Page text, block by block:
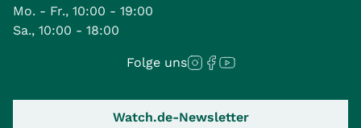
Mo. - Fr., 10:00 - 19:00
Sa., 10:00 - 18:00
Folge uns
Watch.de-Newsletter